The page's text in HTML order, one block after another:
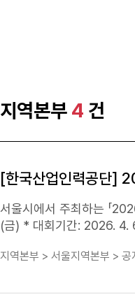
지역본부 4 건
[한국산업인력공단]
서울시에서 주최하는 「
(금) * 대회기간: 2026. 4. 6.(월)~4. 10.(금)ㅇ 경기 직종: 폴리메카닉스 등 51개 직종ㅇ 문의처: 한국산업인력공단 서울지역본부 직업능력개발부
지역본부 > 서울지역본부 > 공